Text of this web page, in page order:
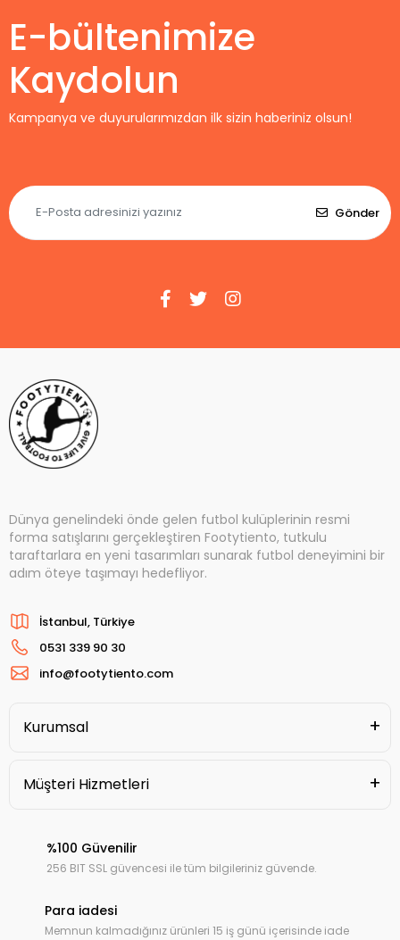
E-bültenimize
Kaydolun
Kampanya ve duyurularımızdan ilk sizin haberiniz olsun!
Gönder
Dünya genelindeki önde gelen futbol kulüplerinin resmi
forma satışlarını gerçekleştiren Footytiento, tutkulu
taraftarlara en yeni tasarımları sunarak futbol deneyimini bir
adım öteye taşımayı hedefliyor.
İstanbul, Türkiye
0531 339 90 30
info@footytiento.com
Kurumsal
Müşteri Hizmetleri
%100 Güvenilir
256 BIT SSL güvencesi ile tüm bilgileriniz güvende.
Para iadesi
Memnun kalmadığınız ürünleri 15 iş günü içerisinde iade